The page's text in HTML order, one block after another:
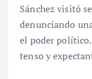
Sánchez visitó
denunciando
el poder
tenso y